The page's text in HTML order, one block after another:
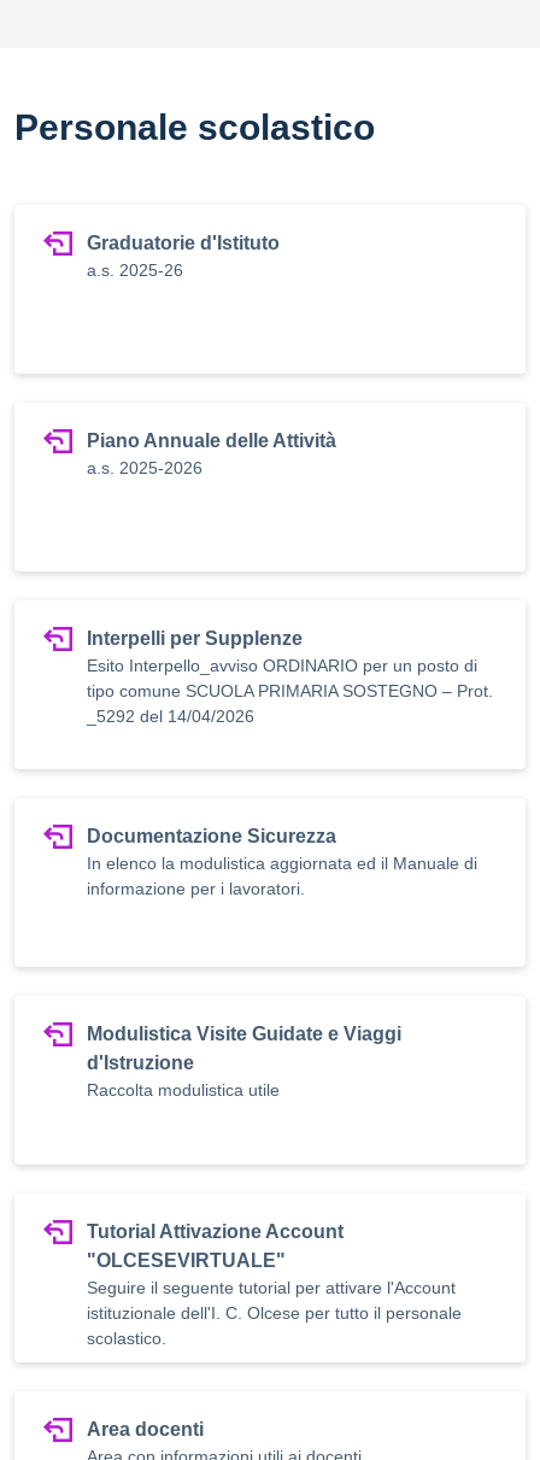
Personale scolastico
Graduatorie d'Istituto
a.s. 2025-26
Piano Annuale delle Attività
a.s. 2025-2026
Interpelli per Supplenze
Esito Interpello_avviso ORDINARIO per un posto di
tipo comune SCUOLA PRIMARIA SOSTEGNO – Prot.
_5292 del 14/04/2026
Documentazione Sicurezza
In elenco la modulistica aggiornata ed il Manuale di
informazione per i lavoratori.
Modulistica Visite Guidate e Viaggi
d'Istruzione
Raccolta modulistica utile
Tutorial Attivazione Account
"OLCESEVIRTUALE"
Seguire il seguente tutorial per attivare l'Account
istituzionale dell'I. C. Olcese per tutto il personale
scolastico.
Area docenti